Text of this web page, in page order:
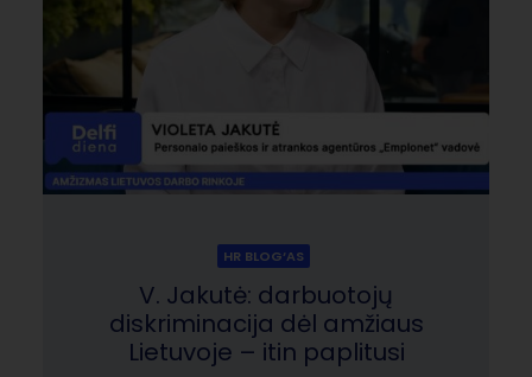
HR BLOG‘AS
V. Jakutė: darbuotojų
diskriminacija dėl amžiaus
Lietuvoje – itin paplitusi